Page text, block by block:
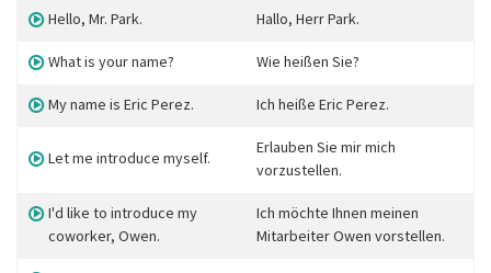
Hello, Mr. Park. Hallo, Herr Park.
What is your name? Wie heißen Sie?
My name is Eric Perez. Ich heiße Eric Perez.
Let me introduce myself.
Erlauben Sie mir mich
vorzustellen.
I'd like to introduce my
coworker, Owen.
Ich möchte Ihnen meinen
Mitarbeiter Owen vorstellen.